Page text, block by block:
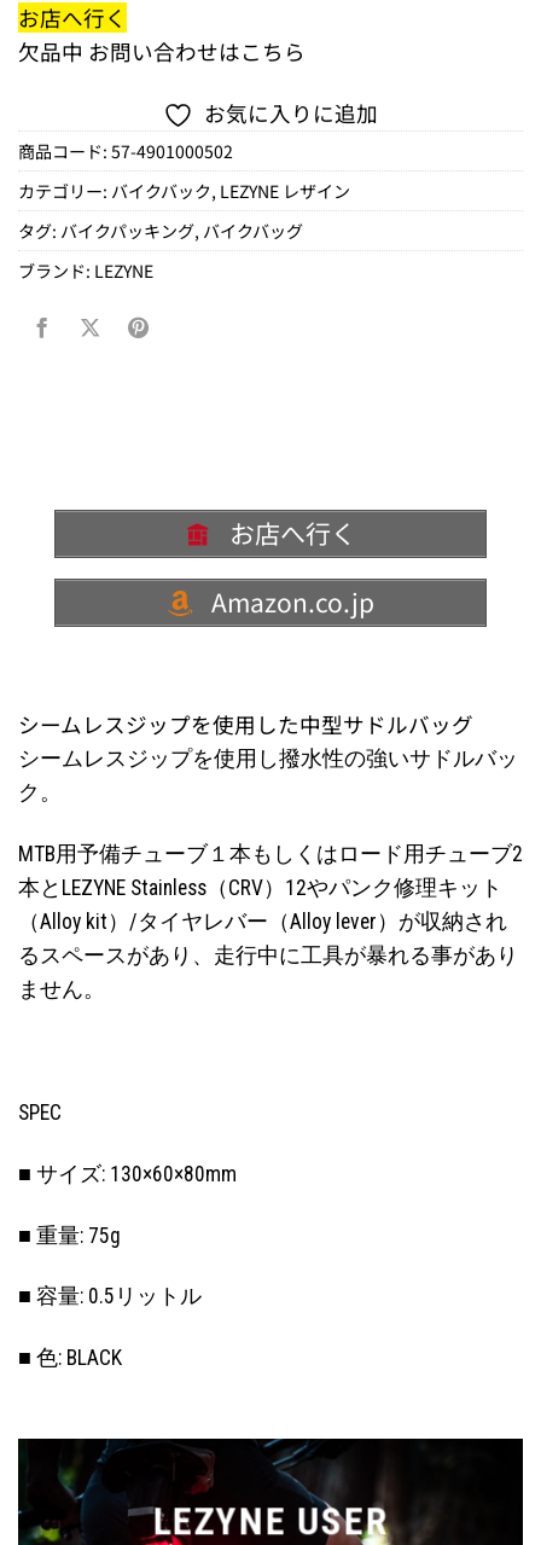
お店へ行く
欠品中 お問い合わせはこちら
お気に入りに追加
商品コード: 57-4901000502
カテゴリー: バイクバック, LEZYNE レザイン
タグ: バイクパッキング, バイクバッグ
ブランド: LEZYNE
お店へ行く
Amazon.co.jp
シームレスジップを使用した中型サドルバッグ
シームレスジップを使用し撥水性の強いサドルバッ
ク。
MTB用予備チューブ１本もしくはロード用チューブ2
本とLEZYNE Stainless（CRV）12やパンク修理キット
（Alloy kit）/タイヤレバー（Alloy lever）が収納され
るスペースがあり、走行中に工具が暴れる事があり
ません。
SPEC
■ サイズ: 130×60×80mm
■ 重量: 75g
■ 容量: 0.5リットル
■ 色: BLACK
LEZYNE USER